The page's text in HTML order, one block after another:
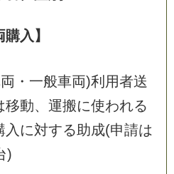
入】
・一般車両)利用者送
移動、運搬に使われる
入に対する助成(申請は
)